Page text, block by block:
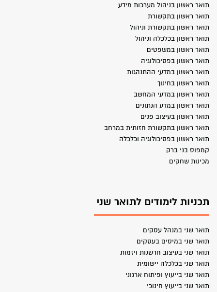
תואר ראשון בניהול מערכות מידע
תואר ראשון בתקשורת
תואר ראשון בתקשורת וניהול
תואר ראשון בכלכלה וניהול
תואר ראשון במשפטים
תואר ראשון בפסיכולוגיה
תואר ראשון במדעי ההתנהגות
תואר ראשון בחינוך
תואר ראשון במדעי המחשב
תואר ראשון במדע הנתונים
תואר ראשון בעיצוב פנים
תואר ראשון בתקשורת חזותית במרחב
תואר ראשון בפסיכולוגיה וכלכלה
קמפוס בני ברק
מכינות שחקים
תכניות לימודים לתואר שני
תואר שני במנהל עסקים
תואר שני במיסים בעסקים
תואר שני בעיצוב חדשנות ויזמות
תואר שני בכלכלה יישומית
תואר שני בייעוץ ופיתוח ארגוני
תואר שני בייעוץ חינוכי